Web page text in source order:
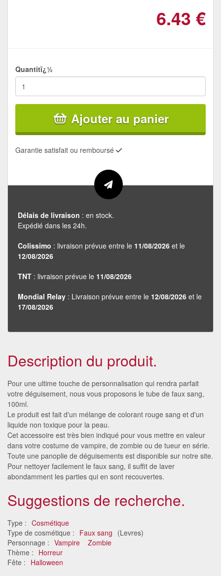
6.43 €
Quantitï¿½
Ajouter au panier
Garantie satisfait ou remboursé
Délais de livraison : en stock.
Expédié dans les 24h.
Colissimo : livraison prévue entre le 11/08/2026 et le
12/08/2026
TNT : livraison prévue le 11/08/2026
Mondial Relay : Livraison prévue entre le 12/08/2026 et le
17/08/2026
Description du produit.
Pour une ultime touche de personnalisation qui rendra parfait
votre déguisement, nous vous proposons le tube de faux sang,
100ml.
Le produit est fait d'un mélange de colorant rouge sang et d'un
liquide non toxique pour la peau.
Cet accessoire est très bien indiqué pour vous mettre en valeur
dans votre costume de vampire, de zombie ou de tueur en série.
Toute une panoplie de déguisements est disponible sur notre site.
Pour nettoyer facilement le faux sang, il suffit de laver
abondamment les parties qui en sont recouvertes.
Suggestions de recherche.
Type : Cosmétique
Type de cosmétique : Faux sang (Levres)
Personnage : Vampire
Zombie
Thème : Horreur
Fête : Halloween